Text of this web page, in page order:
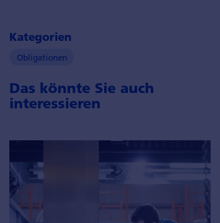
Kategorien
Obligationen
Das könnte Sie auch
interessieren